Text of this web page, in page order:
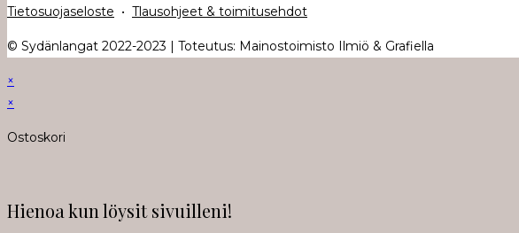
Tietosuojaseloste • Tlausohjeet & toimitusehdot
© Sydänlangat 2022-2023 | Toteutus: Mainostoimisto Ilmiö & Grafiella
×
×
Ostoskori
Hienoa kun löysit sivuilleni!